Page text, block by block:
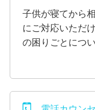
しいですね。
ぜひ気軽に利用して
※ビデオ相談でお顔
合は、カメラをオフ
す。
子供が寝てから
にご対応いただ
の困りごとにつ
ることがあった